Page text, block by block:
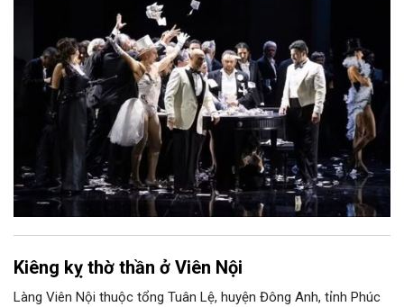
Kiêng kỵ thờ thần ở Viên Nội
Làng Viên Nội thuộc tổng Tuân Lệ, huyện Đông Anh, tỉnh Phúc